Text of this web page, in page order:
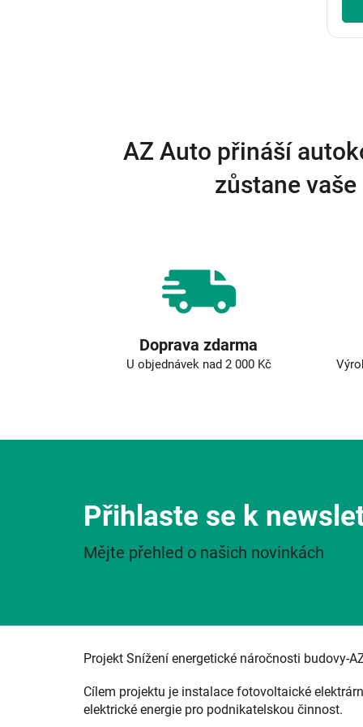
AZ Auto přináší
zůstane
Doprava zdarma
U objednávek nad 2 000 Kč
Přihlaste se k
Mějte přehled o našich novinkách
Projekt Snížení energetické náročnosti budovy-
Cílem projektu je instalace fotovoltaické
elektrické energie pro podnikatelskou činnost.